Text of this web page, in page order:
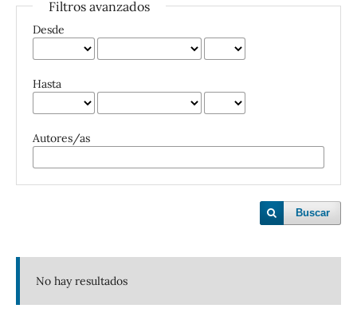
Filtros avanzados
Desde
Hasta
Autores/as
Buscar
No hay resultados